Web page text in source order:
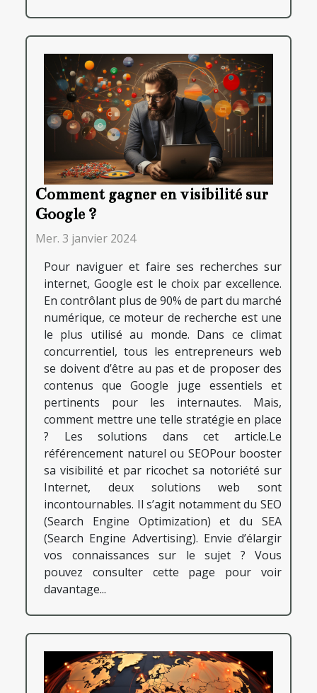
Comment gagner en visibilité sur
Google ?
Mer. 3 janvier 2024
Pour naviguer et faire ses recherches sur
internet, Google est le choix par excellence.
En contrôlant plus de 90% de part du marché
numérique, ce moteur de recherche est une
le plus utilisé au monde. Dans ce climat
concurrentiel, tous les entrepreneurs web
se doivent d’être au pas et de proposer des
contenus que Google juge essentiels et
pertinents pour les internautes. Mais,
comment mettre une telle stratégie en place
? Les solutions dans cet article.Le
référencement naturel ou SEOPour booster
sa visibilité et par ricochet sa notoriété sur
Internet, deux solutions web sont
incontournables. Il s’agit notamment du SEO
(Search Engine Optimization) et du SEA
(Search Engine Advertising). Envie d’élargir
vos connaissances sur le sujet ? Vous
pouvez consulter cette page pour voir
davantage...